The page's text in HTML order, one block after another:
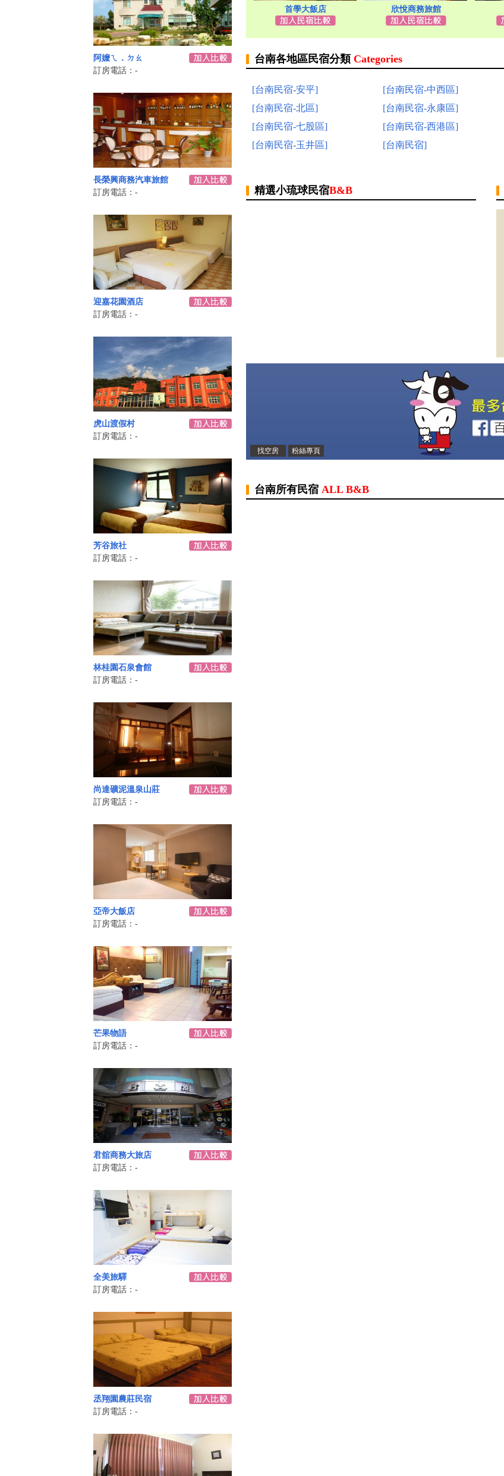
阿嬤ㄟ．ㄉㄠ
訂房電話：-
長榮興商務汽車旅館
訂房電話：-
迎嘉花園酒店
訂房電話：-
虎山渡假村
訂房電話：-
芳谷旅社
訂房電話：-
林桂園石泉會館
訂房電話：-
尚達礦泥溫泉山莊
訂房電話：-
亞帝大飯店
訂房電話：-
芒果物語
訂房電話：-
君舘商務大旅店
訂房電話：-
全美旅驛
訂房電話：-
丞翔園農莊民宿
訂房電話：-
首學大飯店 欣悅商務旅館
台南各地區民宿分類 Categories
[台南民宿-安平] [台南民宿-中西區]
[台南民宿-北區]
[台南民宿-永康區]
[台南民宿-七股區]
[台南民宿-西港區]
[台南民宿-玉井區]
[台南民宿]
精選小琉球民宿B&B
找空房 粉絲專頁
台南所有民宿 ALL B&B